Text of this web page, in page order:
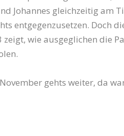
Johannes gleichzeitig am
entgegenzusetzen. Doch
zeigt, wie ausgeglichen die
gehts weiter, da